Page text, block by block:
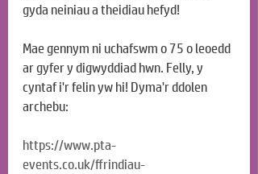
gyda neiniau a theidiau hefyd!
Mae gennym ni uchafswm o 75 o leoedd
ar gyfer y digwyddiad hwn. Felly, y
cyntaf i'r felin yw hi! Dyma'r ddolen
archebu:
https://www.pta-
events.co.uk/ffrindiau-